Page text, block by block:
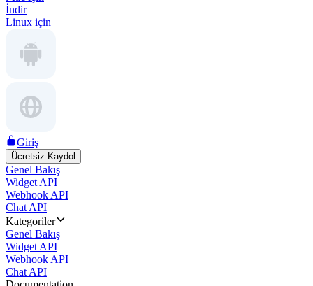
İndir
Linux için
Giriş
Ücretsiz Kaydol
Genel Bakış
Widget API
Webhook API
Chat API
Kategoriler
Genel Bakış
Widget API
Webhook API
Chat API